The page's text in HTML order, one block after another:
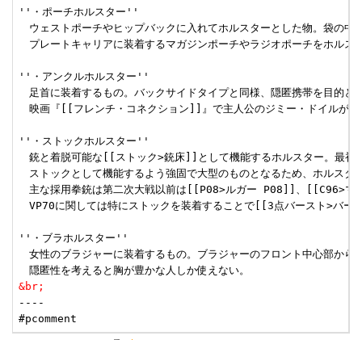
''・ポーチホルスター''
ウェストポーチやヒップバックに入れてホルスターとした物。袋の中
プレートキャリアに装着するマガジンポーチやラジオポーチをホルス
''・アンクルホルスター''
足首に装着するもの。バックサイドタイプと同様、隠匿携帯を目的
映画『[[フレンチ・コネクション]]』で主人公のジミー・ドイルが
''・ストックホルスター''
銃と着脱可能な[[ストック>銃床]]として機能するホルスター。最初
ストックとして機能するよう強固で大型のものとなるため、ホルスタ
主な採用拳銃は第二次大戦以前は[[P08>ルガー P08]]、[[C96>
VP70に関しては特にストックを装着することで[[3点バースト>バ
''・ブラホルスター''
女性のブラジャーに装着するもの。ブラジャーのフロント中心部から
&br;
----